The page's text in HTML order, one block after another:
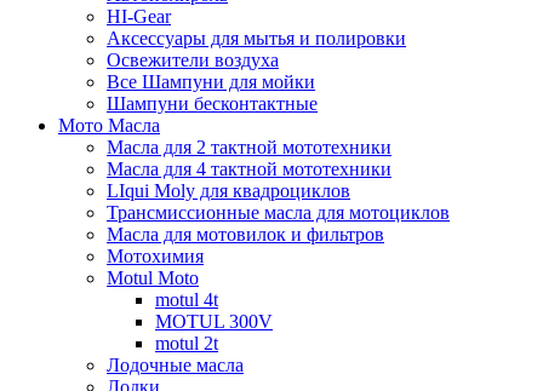
HI-Gear
Аксессуары для мытья и полировки
Освежители воздуха
Все Шампуни для мойки
Шампуни бесконтактные
Мото Масла
Масла для 2 тактной мототехники
Масла для 4 тактной мототехники
LIqui Moly для квадроциклов
Трансмиссионные масла для мотоциклов
Масла для мотовилок и фильтров
Мотохимия
Motul Moto
motul 4t
MOTUL 300V
motul 2t
Лодочные масла
Лодки